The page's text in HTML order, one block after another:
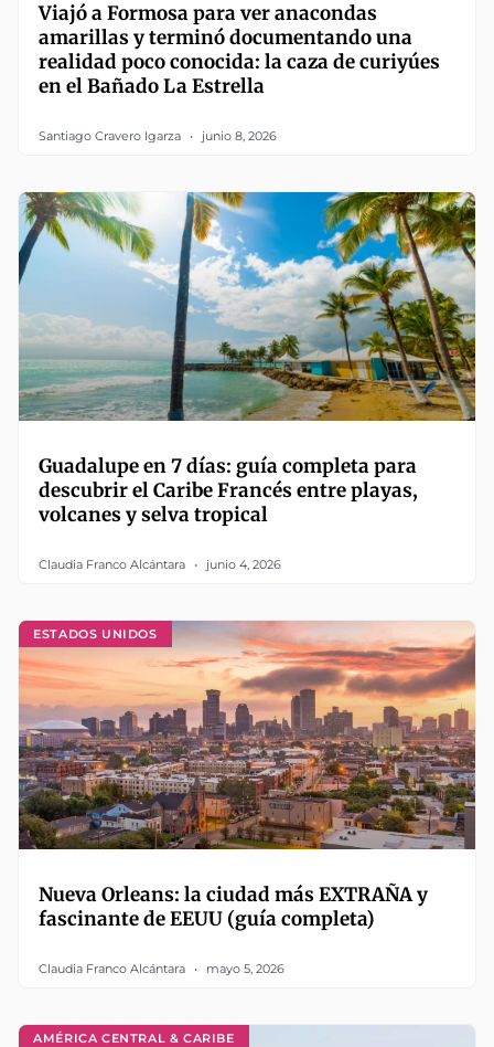
Viajó a Formosa para ver anacondas
amarillas y terminó documentando una
realidad poco conocida: la caza de curiyúes
en el Bañado La Estrella
Santiago Cravero Igarza junio 8, 2026
Guadalupe en 7 días: guía completa para
descubrir el Caribe Francés entre playas,
volcanes y selva tropical
Claudia Franco Alcántara junio 4, 2026
ESTADOS UNIDOS
Nueva Orleans: la ciudad más EXTRAÑA y
fascinante de EEUU (guía completa)
Claudia Franco Alcántara mayo 5, 2026
AMÉRICA CENTRAL & CARIBE